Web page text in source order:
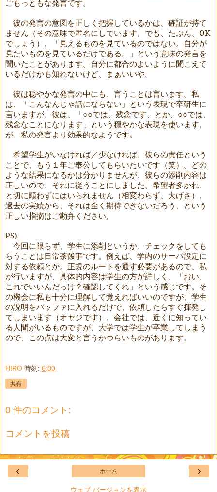
ごもっともな発言です。
彼の発言の意図を正しく把握しているかは、確証が持て
ません（その意味で匿名にしています。でも、たぶん、 OK
でしょう）。「見えるものを見ているのではない。自分が
見たいものを見ているだけである。」という意味の発言を
聞いたことがあります。自分に都合のよいように聞こえて
いるだけかも知れないけど、まぁいいや。
彼は穏やかな発言の中にも、言うことは言います。私
は、「こんなんじゃ話にならない」という表現で卒研生に
言いますが、彼は、「○○では、残念です、とか、○○では、
残念なことになります」という穏やかな表現を使います。
が、私の発言より効果的なようです。
希望学生がいなければ／少なければ、彼らの責任という
ことで、もう１年ご奉公してもらいたいです（笑）。どの
ような結果になるかは分かりませんが、彼らの添削内容は
正しいので、それに従うことにしました。希望者多かれ、
と切に願わずにはいられません（相変わらず、大げさ）。
過去の実績から、それは全く期待できないだろう、という
正しい指摘はご勘弁ください。
PS)
今回に限らず、学生に添削というか、チェックをしても
らうことは日常茶飯事です。例えば、学内のサーバ設定に
対する依頼とか。正規のルートを通す必要があるので、私
が行いますが、具体的内容は学生の方が詳しく、「おい、
これでいいんだっけ？確認してくれ」という感じです。そ
の機会に私も十分に理解して覚えればいいのですが、学生
の説明をバッファに入れるだけで、依頼したらすぐ揮発し
てしまいます（オヤジです）。会社では、近くに知ってい
る人間がいるものですが、大学では学生が卒業してしまう
ので、この点は大変と言うかつらいものがあります。
HIRO 時刻: 6:00
共有
0 件のコメント:
コメントを投稿
‹ ›
ホーム
ウェブ バージョンを表示